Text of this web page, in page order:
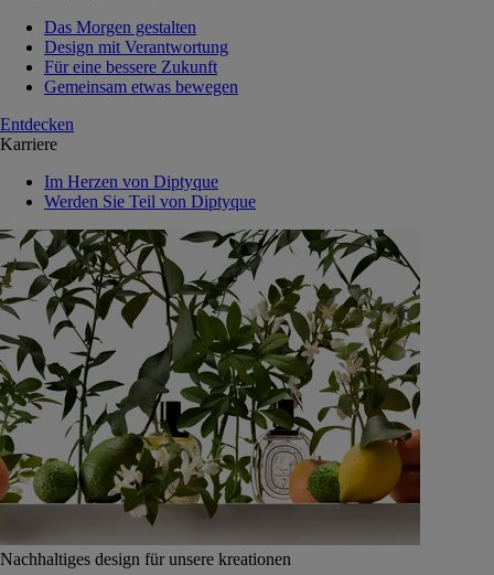
Das Morgen gestalten
Design mit Verantwortung
Für eine bessere Zukunft
Gemeinsam etwas bewegen
Entdecken
Karriere
Im Herzen von Diptyque
Werden Sie Teil von Diptyque
Nachhaltiges design für unsere kreationen